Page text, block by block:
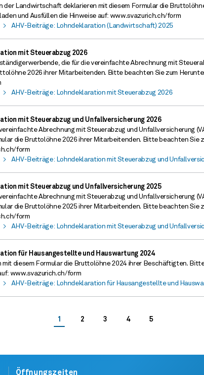
der Landwirtschaft deklarieren mit diesem Formular die
und Ausfüllen die Hinweise auf: www.svazurich.ch/form
> AHV-Beiträge: Lohndeklaration (Landwirtschaft) 2025
mit Steuerabzug 2026
die für die vereinfachte Abrechnung mit
2026 ihrer Mitarbeitenden. Bitte beachten Sie zum
> AHV-Beiträge: Lohndeklaration mit Steuerabzug 2026
mit Steuerabzug und Unfallversicherung 2026
Abrechnung mit Steuerabzug und Unfallversicherung
die Bruttolöhne 2026 ihrer Mitarbeitenden. Bitte beachten Sie
form
> AHV-Beiträge: Lohndeklaration mit Steuerabzug und
mit Steuerabzug und Unfallversicherung 2025
Abrechnung mit Steuerabzug und Unfallversicherung
die Bruttolöhne 2025 ihrer Mitarbeitenden. Bitte beachten Sie
form
> AHV-Beiträge: Lohndeklaration mit Steuerabzug und
für Hausangestellte und Hauswartung 2024
mit diesem Formular die Bruttolöhne 2024 ihrer Beschäftigten.
www.svazurich.ch/form
> AHV-Beiträge: Lohndeklaration für Hausangestellte und
Durch
die
blättern:
1
Durch
blättern:
Suchresultate
2
Durch
blättern:
Suchresultate
3
Durch
blättern:
Suchresultate
4
Durch
blättern:
Suchresultate
5
Öffnungszeiten